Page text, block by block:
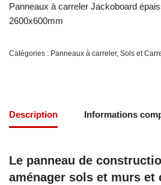
Panneaux à carreler Jackoboard
2600x600mm
Catégories : Panneaux à carreler, Sols et
Description Informations
Le panneau de
aménager sols et murs et